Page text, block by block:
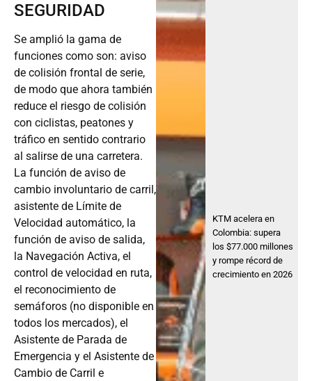
SEGURIDAD
Se amplió la gama de
funciones como son: aviso
de colisión frontal de serie,
de modo que ahora también
reduce el riesgo de colisión
con ciclistas, peatones y
tráfico en sentido contrario
al salirse de una carretera.
La función de aviso de
cambio involuntario de carril,
asistente de Límite de
Velocidad automático, la
función de aviso de salida,
la Navegación Activa, el
control de velocidad en ruta,
el reconocimiento de
semáforos (no disponible en
todos los mercados), el
Asistente de Parada de
Emergencia y el Asistente de
Cambio de Carril e
KTM acelera en
Colombia: supera
los $77.000 millones
y rompe récord de
crecimiento en 2026